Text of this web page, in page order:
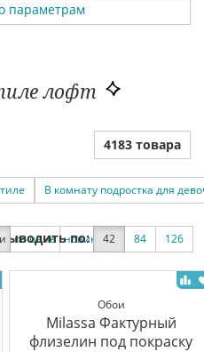
параметрам
лофт
4183 товара
В комнату подростка для
по цене новинки по скидке
Выводить по: 42 84 126
Обои
Milassa Фактурный
флизелин под покраску